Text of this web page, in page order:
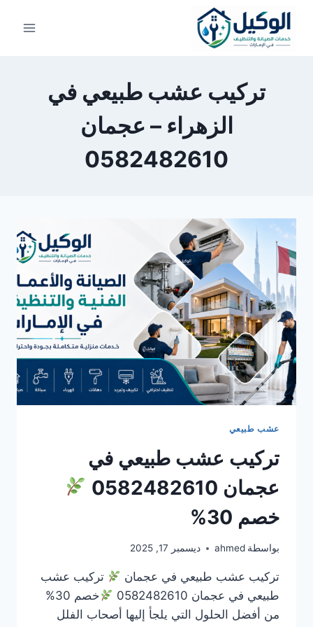
التجاوز
المحتوى
تركيب عشب طبيعي في
الزهراء – عجمان
0582482610
عشب طبيعي
تركيب عشب طبيعي في
عجمان 0582482610
خصم 30%
بواسطة ahmed ديسمبر 17, 2025
تركيب عشب طبيعي في عجمان
تركيب عشب
طبيعي في عجمان 0582482610
خصم 30%
من أفضل الحلول التي يلجأ إليها أصحاب الفلل